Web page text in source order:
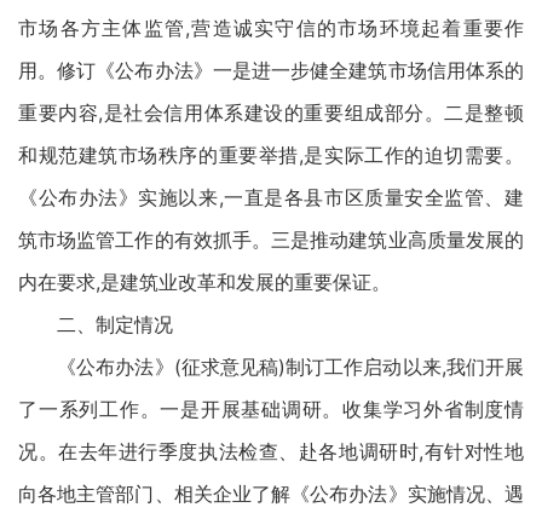
市场各方主体监管,营造诚实守信的市场环境起着重要作
用。修订《公布办法》一是进一步健全建筑市场信用体系的
重要内容,是社会信用体系建设的重要组成部分。二是整顿
和规范建筑市场秩序的重要举措,是实际工作的迫切需要。
《公布办法》实施以来,一直是各县市区质量安全监管、建
筑市场监管工作的有效抓手。三是推动建筑业高质量发展的
内在要求,是建筑业改革和发展的重要保证。
二、制定情况
《公布办法》(征求意见稿)制订工作启动以来,我们开展
了一系列工作。一是开展基础调研。收集学习外省制度情
况。在去年进行季度执法检查、赴各地调研时,有针对性地
向各地主管部门、相关企业了解《公布办法》实施情况、遇